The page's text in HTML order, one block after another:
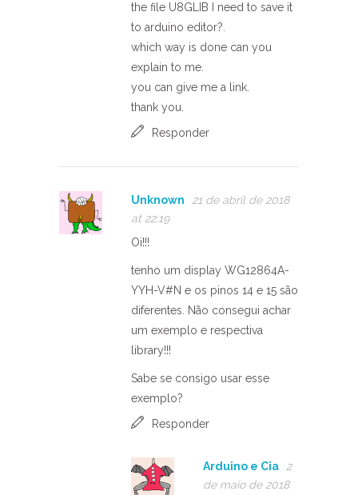
the file U8GLIB I need to save it
to arduino editor?.
which way is done can you
explain to me.
you can give me a link.
thank you.
Responder
Unknown
21 de abril de 2018
at 22:19
Oi!!!
tenho um display WG12864A-
YYH-V#N e os pinos 14 e 15 são
diferentes. Não consegui achar
um exemplo e respectiva
library!!!
Sabe se consigo usar esse
exemplo?
Responder
Arduino e Cia
2
de maio de 2018